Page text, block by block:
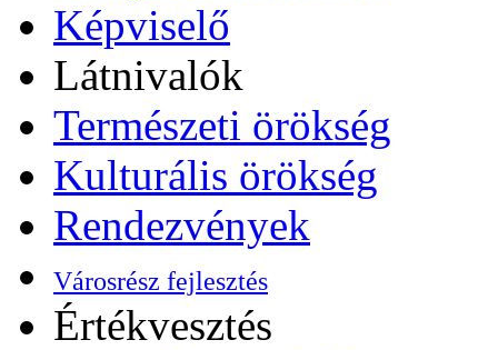
Képviselő
Látnivalók
Természeti örökség
Kulturális örökség
Rendezvények
Városrész fejlesztés
Értékvesztés